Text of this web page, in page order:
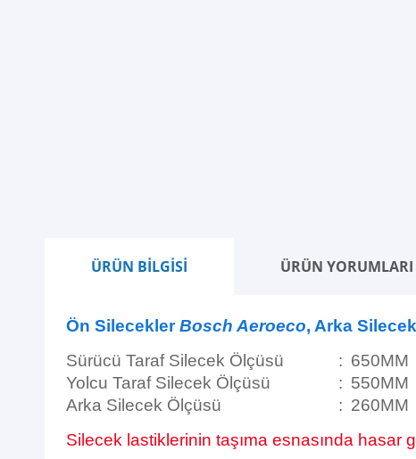
ÜRÜN BİLGİSİ ÜRÜN YORUMLARI
Ön SileceklerBosch Aeroeco, Arka Silecek
Sürücü Taraf Silecek Ölçüsü
: 650MM
Yolcu Taraf Silecek Ölçüsü
: 550MM
Arka Silecek Ölçüsü
: 260MM
Silecek lastiklerinin taşıma esnasında